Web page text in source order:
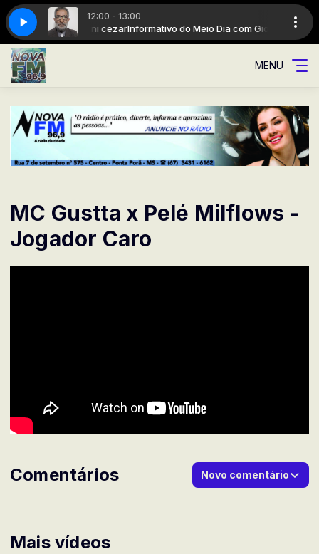
12:00 - 13:00
com Giovani cezarInformativo do Meio Dia com Giovani cezar
A Rádio da cidade
MENU
MC Gustta x Pelé Milflows -
Jogador Caro
Mais vídeos
Comentários Novo comentário